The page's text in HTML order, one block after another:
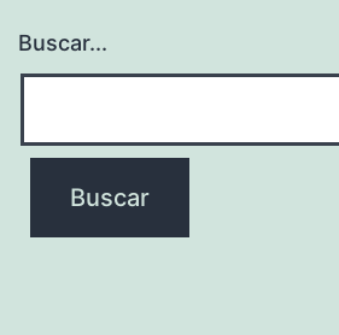
Buscar...